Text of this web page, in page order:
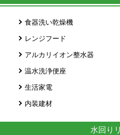
食器洗い乾燥機
レンジフード
アルカリイオン整水器
温水洗浄便座
生活家電
内装建材
水回り